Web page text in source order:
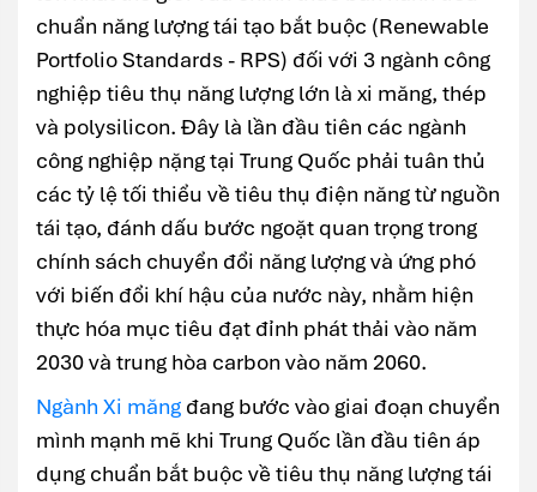
chuẩn năng lượng tái tạo bắt buộc (Renewable
Portfolio Standards - RPS) đối với 3 ngành công
nghiệp tiêu thụ năng lượng lớn là xi măng, thép
và polysilicon. Đây là lần đầu tiên các ngành
công nghiệp nặng tại Trung Quốc phải tuân thủ
các tỷ lệ tối thiểu về tiêu thụ điện năng từ nguồn
tái tạo, đánh dấu bước ngoặt quan trọng trong
chính sách chuyển đổi năng lượng và ứng phó
với biến đổi khí hậu của nước này, nhằm hiện
thực hóa mục tiêu đạt đỉnh phát thải vào năm
2030 và trung hòa carbon vào năm 2060.
Ngành Xi măng đang bước vào giai đoạn chuyển
mình mạnh mẽ khi Trung Quốc lần đầu tiên áp
dụng chuẩn bắt buộc về tiêu thụ năng lượng tái